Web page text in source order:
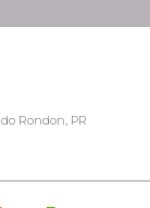
Rondon, PR